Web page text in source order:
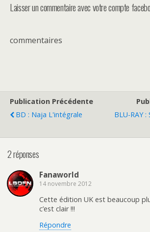
Laisser un commentaire avec votre compte
commentaires
Publication Précédente
BD : Naja L'intégrale
BLU-RAY
2 réponses
Fanaworld
14 novembre 2012
Cette édition UK est beaucoup
c’est clair !!!
Répondre